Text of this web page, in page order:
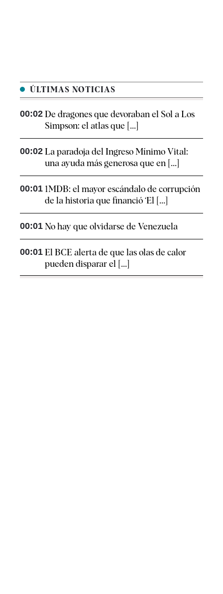
ÚLTIMAS NOTICIAS
00:02 De dragones que devoraban el Sol a Los
Simpson: el atlas que [...]
00:02 La paradoja del Ingreso Mínimo Vital:
una ayuda más generosa que en [...]
00:01 1MDB: el mayor escándalo de corrupción
de la historia que financió ‘El [...]
00:01 No hay que olvidarse de Venezuela
00:01 El BCE alerta de que las olas de calor
pueden disparar el [...]